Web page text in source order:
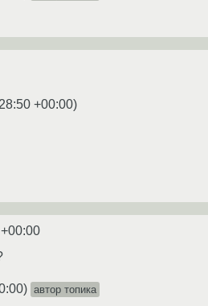
+00:00)
) автор топика